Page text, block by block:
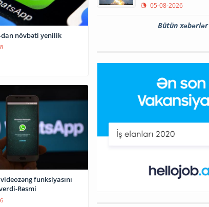
növbəti yenilik
funksiyasını
Rəsmi
05-08-2026
Bütün xəbərlər